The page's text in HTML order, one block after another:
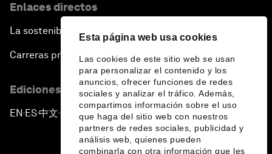
Esta página web usa cookies
Las cookies de este sitio web se usan
para personalizar el contenido y los
anuncios, ofrecer funciones de redes
sociales y analizar el tráfico. Además,
compartimos información sobre el uso
que haga del sitio web con nuestros
partners de redes sociales, publicidad y
análisis web, quienes pueden
combinarla con otra información que les
Enlaces directos
La sostenibilidad en el Foro
Carreras profesionales
Ediciones en otros idiomas
EN ▪ ES▪中文▪ 日本語